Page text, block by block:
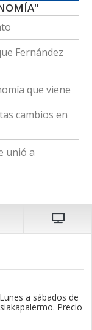
Fernández
que viene
cambios en
unió a
a sábados de
Precio